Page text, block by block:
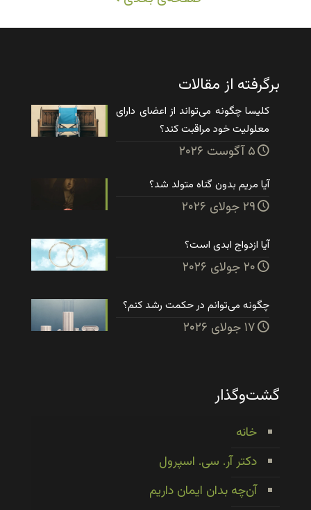
برگرفته از مقالات
کلیسا چگونه می‌تواند از اعضای دارای
معلولیت خود مراقبت کند؟
۵ آگوست ۲۰۲۶
آیا مریم بدون گناه متولد شد؟
۲۹ جولای ۲۰۲۶
آیا ازدواج ابدی است؟
۲۰ جولای ۲۰۲۶
چگونه می‌توانم در حکمت رشد کنم؟
۱۷ جولای ۲۰۲۶
گشت‌وگذار
خانه
دکتر آر. سی. اسپرول
آن‌چه بدان ایمان داریم